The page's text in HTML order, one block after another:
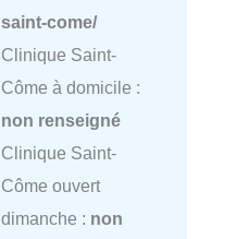
saint-come/
Clinique Saint-
Côme à domicile :
non renseigné
Clinique Saint-
Côme ouvert
dimanche : non